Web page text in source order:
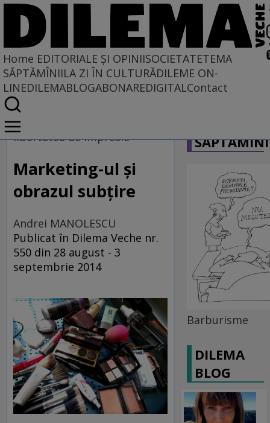
Home EDITORIALE ȘI OPINIISOCIETATETEMA
SĂPTĂMÎNIILA ZI ÎN CULTURĂDILEME ON-
LINEDILEMABLOGABONAREDIGITALContact
Home
EDITORIALE ȘI OPINII
libertatea de impresie
Marketing-ul şi
obrazul subţire
Andrei MANOLESCU
Publicat în Dilema Veche nr.
550 din 28 august - 3
septembrie 2014
Barburisme
DILEMA
BLOG